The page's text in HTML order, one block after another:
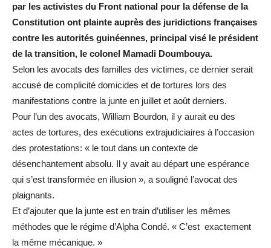
par les activistes du Front national pour la défense de la
Constitution ont plainte auprès des juridictions françaises
contre les autorités guinéennes, principal visé le président
de la transition, le colonel Mamadi Doumbouya.
Selon les avocats des familles des victimes, ce dernier serait
accusé de complicité domicides et de tortures lors des
manifestations contre la junte en juillet et août derniers.
Pour l’un des avocats, William Bourdon, il y aurait eu des
actes de tortures, des exécutions extrajudiciaires à l’occasion
des protestations: « le tout dans un contexte de
désenchantement absolu. Il y avait au départ une espérance
qui s’est transformée en illusion », a souligné l’avocat des
plaignants.
Et d’ajouter que la junte est en train d’utiliser les mêmes
méthodes que le régime d’Alpha Condé. « C’est exactement
la même mécanique. »